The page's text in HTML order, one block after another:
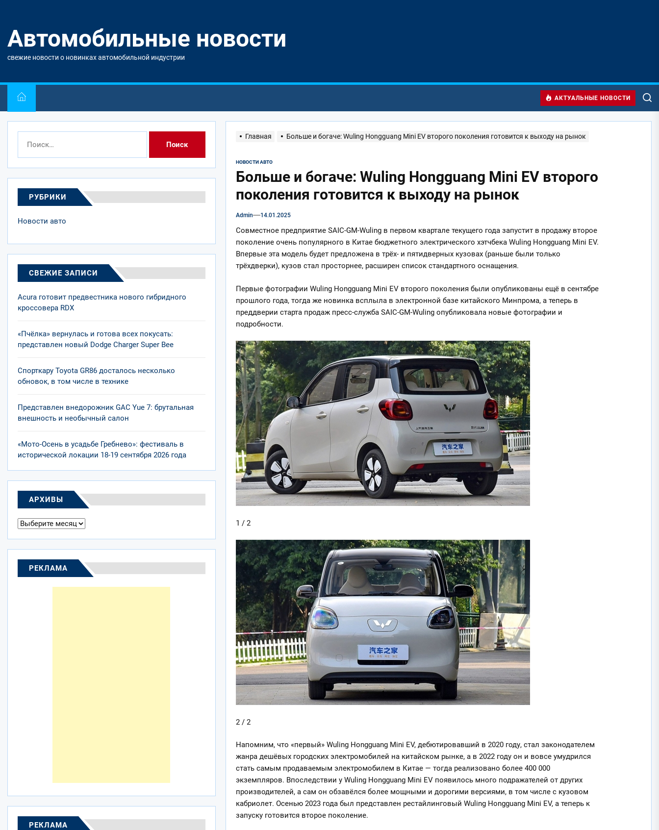
содержимому
Автомобильные новости
свежие новости о новинках автомобильной индустрии
АКТУАЛЬНЫЕ НОВОСТИ
Главная Больше и богаче: Wuling Hongguang Mini EV второго поколения готовится к выходу на рынок
НОВОСТИ АВТО
Больше и богаче: Wuling Hongguang Mini EV второго
поколения готовится к выходу на рынок
Admin 14.01.2025
Совместное предприятие SAIC-GM-Wuling в первом квартале текущего года запустит в продажу второе
поколение очень популярного в Китае бюджетного электрического хэтчбека Wuling Hongguang Mini EV.
Впервые эта модель будет предложена в трёх- и пятидверных кузовах (раньше были только
трёхдверки), кузов стал просторнее, расширен список стандартного оснащения.
Первые фотографии Wuling Hongguang Mini EV второго поколения были опубликованы ещё в сентябре
прошлого года, тогда же новинка всплыла в электронной базе китайского Минпрома, а теперь в
преддверии старта продаж пресс-служба SAIC-GM-Wuling опубликовала новые фотографии и
подробности.
1 / 2
2 / 2
Напомним, что «первый» Wuling Hongguang Mini EV, дебютировавший в 2020 году, стал законодателем
жанра дешёвых городских электромобилей на китайском рынке, а в 2022 году он и вовсе умудрился
стать самым продаваемым электромобилем в Китае — тогда реализовано более 400 000
экземпляров. Впоследствии у Wuling Hongguang Mini EV появилось много подражателей от других
производителей, а сам он обзавёлся более мощными и дорогими версиями, в том числе с кузовом
кабриолет. Осенью 2023 года был представлен рестайлинговый Wuling Hongguang Mini EV, а теперь к
запуску готовится второе поколение.
РУБРИКИ
Новости авто
СВЕЖИЕ ЗАПИСИ
Acura готовит предвестника нового гибридного
кроссовера RDX
«Пчёлка» вернулась и готова всех покусать:
представлен новый Dodge Charger Super Bee
Спорткару Toyota GR86 досталось несколько
обновок, в том числе в технике
Представлен внедорожник GAC Yue 7: брутальная
внешность и необычный салон
«Мото-Осень в усадьбе Гребнево»: фестиваль в
исторической локации 18-19 сентября 2026 года
АРХИВЫ
Архивы
РЕКЛАМА
РЕКЛАМА